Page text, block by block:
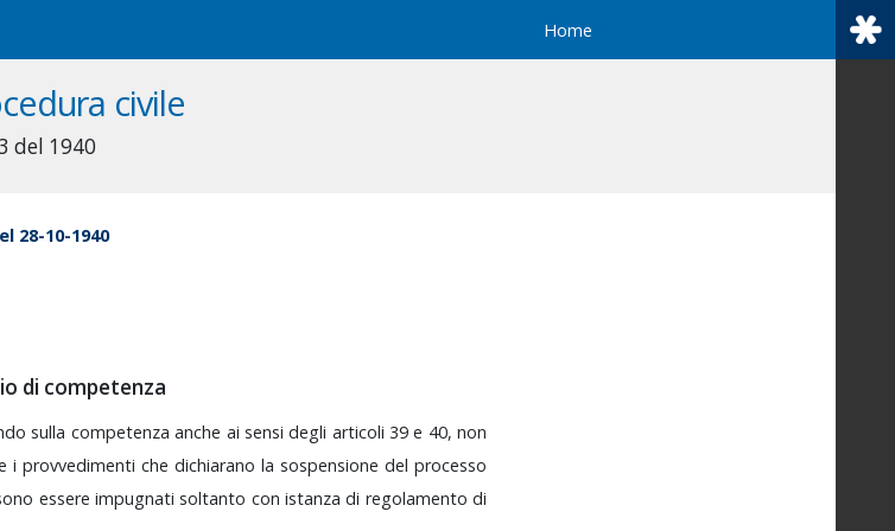
Home
civile
del 1940
28-10-1940
di competenza
sulla competenzaanche ai sensidegli articoli 39e 40,non
i provvedimenti che dichiarano la sospensione del processo
essereimpugnatisoltanto conistanzadi regolamentodi